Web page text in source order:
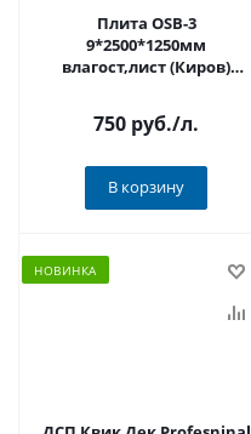
Плита ОSB-3
9*2500*1250мм
влагост,лист (Киров)
750 руб./л.
В корзину
НОВИНКА